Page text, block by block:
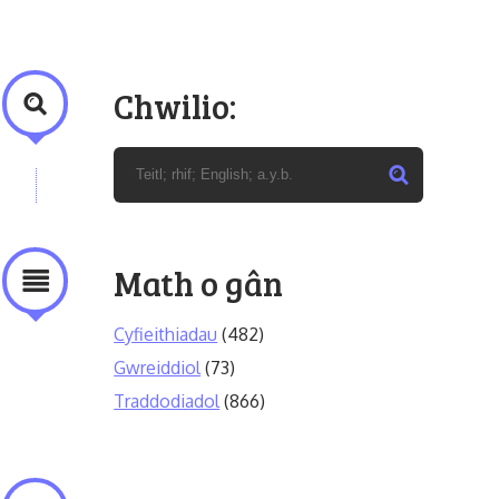
Chwilio:
Math o gân
Cyfieithiadau (482)
Gwreiddiol (73)
Traddodiadol (866)